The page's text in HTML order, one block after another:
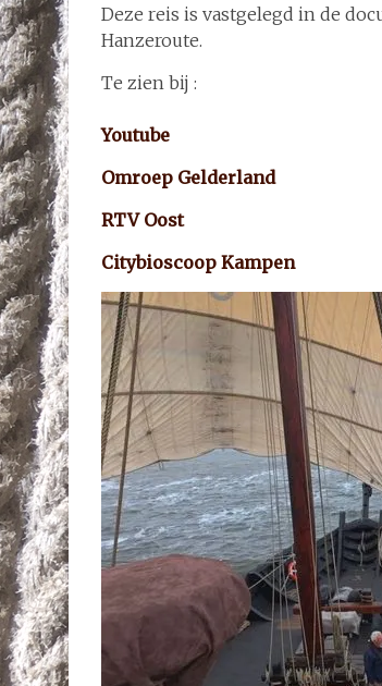
Deze reis is vastgelegd in de
Hanzeroute.
Te zien bij :
Youtube
Omroep Gelderland
RTV Oost
Citybioscoop Kampen